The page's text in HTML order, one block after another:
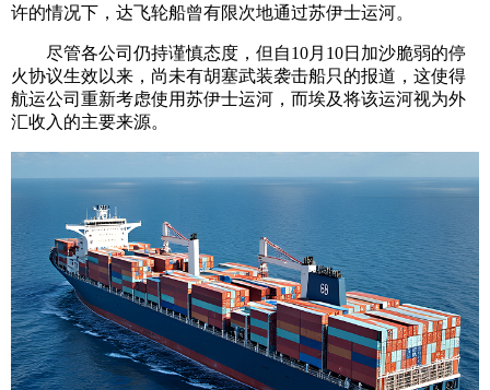
许的情况下，达飞轮船曾有限次地通过苏伊士运河。
尽管各公司仍持谨慎态度，但自10月10日加沙脆弱的停
火协议生效以来，尚未有胡塞武装袭击船只的报道，这使得
航运公司重新考虑使用苏伊士运河，而埃及将该运河视为外
汇收入的主要来源。